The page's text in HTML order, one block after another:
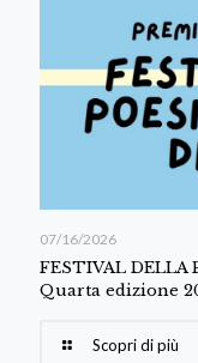
07/16/2026
FESTIVAL DELLA
Quarta edizione
Scopri di più